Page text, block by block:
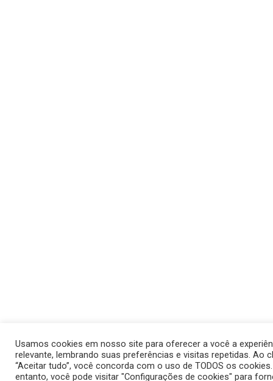
Usamos cookies em nosso site para oferecer a você a
relevante, lembrando suas preferências e visitas repetidas. Ao
“Aceitar tudo”, você concorda com o uso de TODOS os
entanto, você pode visitar "Configurações de cookies" para